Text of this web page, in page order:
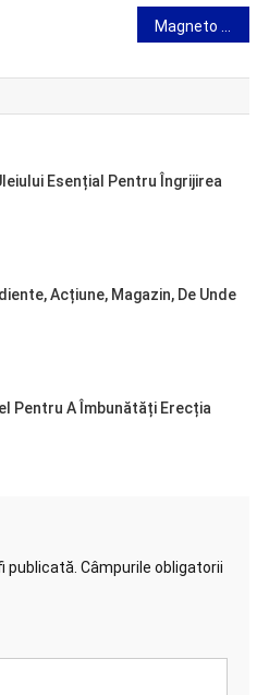
Esențial Pentru Îngrijirea
Acțiune, Magazin, De Unde
Pentru A Îmbunătăți Erecția
publicată. Câmpurile obligatorii